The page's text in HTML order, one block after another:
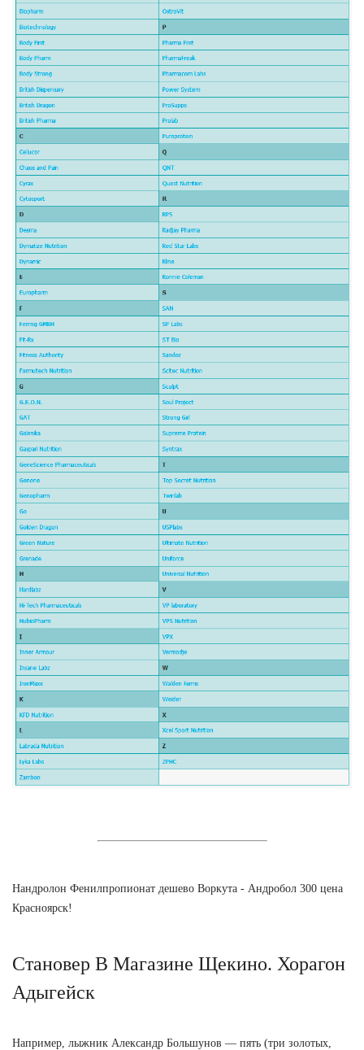
Нандролон Фенилпропионат дешево Воркута - Андробол 300 цена
Красноярск!
Становер В Магазине Щекино. Хорагон
Адыгейск
Например, лыжник Александр Большунов — пять (три золотых,